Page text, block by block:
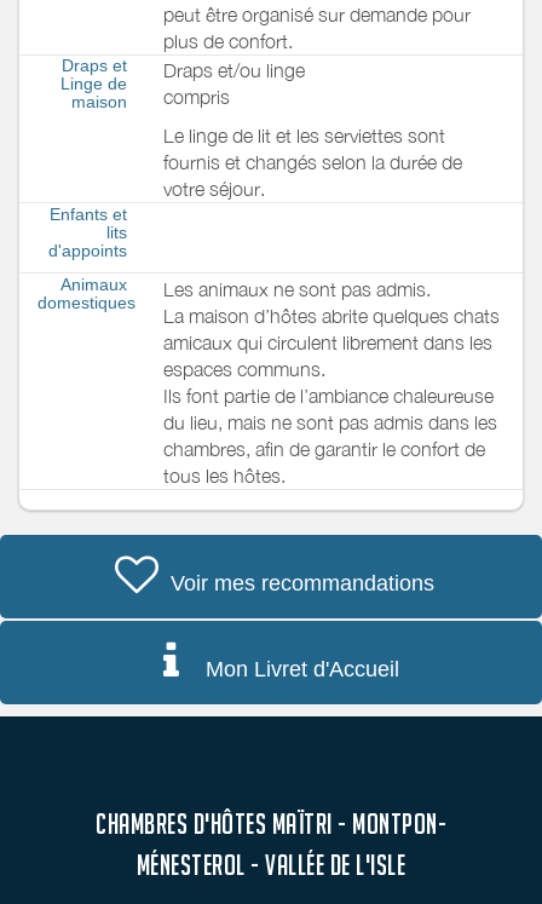
peut être organisé sur demande pour
plus de confort.
Draps et
Linge de
maison
Draps et/ou linge
compris
Le linge de lit et les serviettes sont
fournis et changés selon la durée de
votre séjour.
Enfants et
lits
d'appoints
Animaux
domestiques
Les animaux ne sont pas admis.
La maison d’hôtes abrite quelques chats
amicaux qui circulent librement dans les
espaces communs.
Ils font partie de l’ambiance chaleureuse
du lieu, mais ne sont pas admis dans les
chambres, afin de garantir le confort de
tous les hôtes.
Voir mes recommandations
Mon Livret d'Accueil
CHAMBRES D'HÔTES MAÏTRI - MONTPON-
MÉNESTEROL - VALLÉE DE L'ISLE